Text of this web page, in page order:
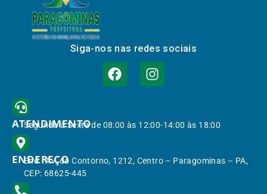
Siga-nos nas redes sociais
ATENDIMENTO
Segunda à Sexta de 08:00 às 12:00-14:00 às 18:00
ENDEREÇO
End.: Av. do Contorno, 1212, Centro – Paragominas – PA,
CEP: 68625-445